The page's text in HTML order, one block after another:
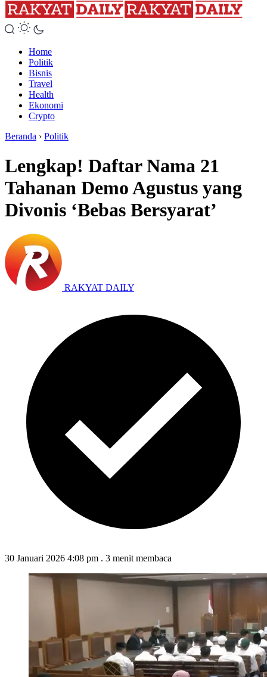
Home
Politik
Bisnis
Travel
Health
Ekonomi
Crypto
Beranda › Politik
Lengkap! Daftar Nama 21
Tahanan Demo Agustus yang
Divonis ‘Bebas Bersyarat’
RAKYAT DAILY
30 Januari 2026 4:08 pm . 3 menit membaca